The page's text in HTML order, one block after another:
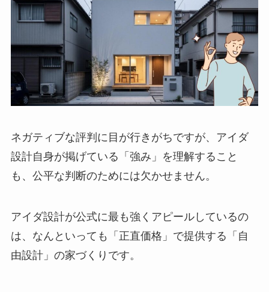
ネガティブな評判に目が行きがちですが、アイダ
設計自身が掲げている「強み」を理解すること
も、公平な判断のためには欠かせません。
アイダ設計が公式に最も強くアピールしているの
は、なんといっても「正直価格」で提供する「自
由設計」の家づくりです。